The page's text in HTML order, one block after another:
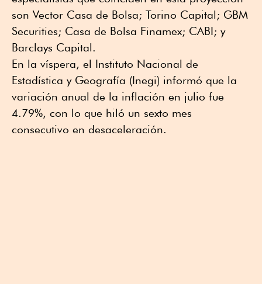
son Vector Casa de Bolsa; Torino Capital; GBM
Securities; Casa de Bolsa Finamex; CABI; y
Barclays Capital.
En la víspera, el Instituto Nacional de
Estadística y Geografía (Inegi) informó que la
variación anual de la inflación en julio fue
4.79%, con lo que hiló un sexto mes
consecutivo en desaceleración.